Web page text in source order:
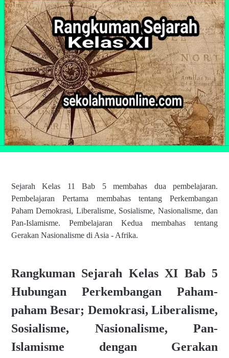
Sejarah Kelas 11 Bab 5 membahas dua pembelajaran.
Pembelajaran Pertama membahas tentang Perkembangan
Paham Demokrasi, Liberalisme, Sosialisme, Nasionalisme, dan
Pan-Islamisme. Pembelajaran Kedua membahas tentang
Gerakan Nasionalisme di Asia - Afrika.
Rangkuman Sejarah Kelas XI Bab 5
Hubungan Perkembangan Paham-
paham Besar; Demokrasi, Liberalisme,
Sosialisme, Nasionalisme, Pan-
Islamisme dengan Gerakan